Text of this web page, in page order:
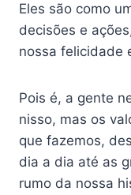
Eles são como
decisões e
nossa felicidade
Pois é, a gente
nisso, mas os
que fazemos,
dia a dia até as
rumo da nossa